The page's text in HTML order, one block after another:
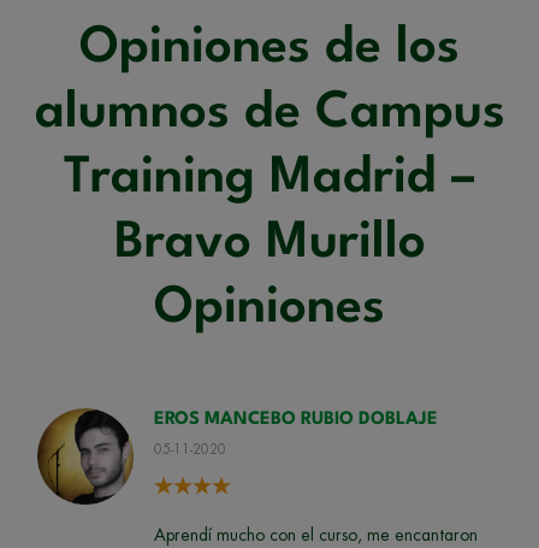
Opiniones de los
alumnos de Campus
Training Madrid –
Bravo Murillo
Opiniones
EROS MANCEBO RUBIO DOBLAJE
05-11-2020
Aprendí mucho con el curso, me encantaron